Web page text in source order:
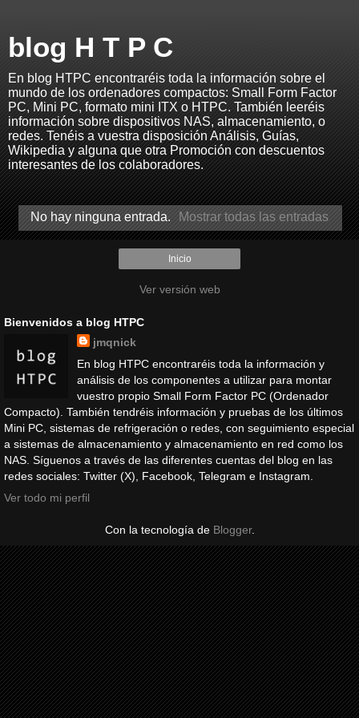
blog H T P C
En blog HTPC encontraréis toda la información sobre el
mundo de los ordenadores compactos: Small Form Factor
PC, Mini PC, formato mini ITX o HTPC. También leeréis
información sobre dispositivos NAS, almacenamiento, o
redes. Tenéis a vuestra disposición Análisis, Guías,
Wikipedia y alguna que otra Promoción con descuentos
interesantes de los colaboradores.
No hay ninguna entrada. Mostrar todas las entradas
Inicio
Ver versión web
Bienvenidos a blog HTPC
jmqnick
En blog HTPC encontraréis toda la información y
análisis de los componentes a utilizar para montar
vuestro propio Small Form Factor PC (Ordenador
Compacto). También tendréis información y pruebas de los últimos
Mini PC, sistemas de refrigeración o redes, con seguimiento especial
a sistemas de almacenamiento y almacenamiento en red como los
NAS. Síguenos a través de las diferentes cuentas del blog en las
redes sociales: Twitter (X), Facebook, Telegram e Instagram.
Ver todo mi perfil
Con la tecnología de Blogger.